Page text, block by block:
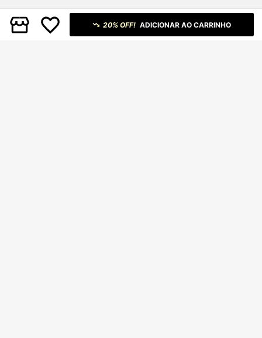
20% OFF! ADICIONAR AO CARRINHO